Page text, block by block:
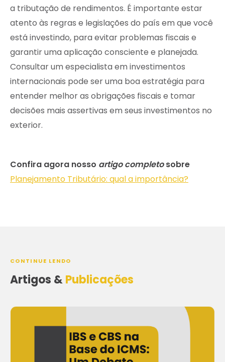
a tributação de rendimentos. É importante estar
atento às regras e legislações do país em que você
está investindo, para evitar problemas fiscais e
garantir uma aplicação consciente e planejada.
Consultar um especialista em investimentos
internacionais pode ser uma boa estratégia para
entender melhor as obrigações fiscais e tomar
decisões mais assertivas em seus investimentos no
exterior.
Confira agora nosso artigo completosobre
Planejamento Tributário: qual a importância?
CONTINUE LENDO
Artigos &Publicações